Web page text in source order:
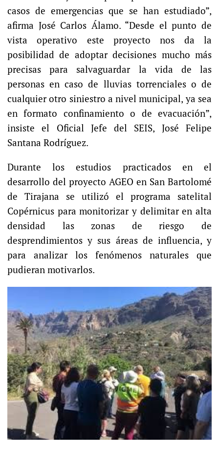
casos de emergencias que se han estudiado”,
afirma José Carlos Álamo. “Desde el punto de
vista operativo este proyecto nos da la
posibilidad de adoptar decisiones mucho más
precisas para salvaguardar la vida de las
personas en caso de lluvias torrenciales o de
cualquier otro siniestro a nivel municipal, ya sea
en formato confinamiento o de evacuación”,
insiste el Oficial Jefe del SEIS, José Felipe
Santana Rodríguez.
Durante los estudios practicados en el
desarrollo del proyecto AGEO en San Bartolomé
de Tirajana se utilizó el programa satelital
Copérnicus para monitorizar y delimitar en alta
densidad las zonas de riesgo de
desprendimientos y sus áreas de influencia, y
para analizar los fenómenos naturales que
pudieran motivarlos.